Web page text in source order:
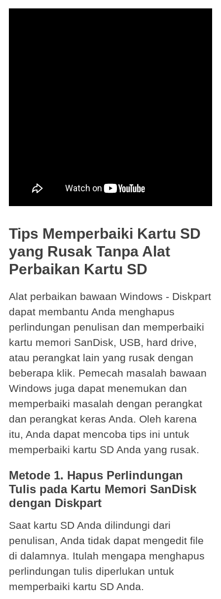
Tips Memperbaiki Kartu SD
yang Rusak Tanpa Alat
Perbaikan Kartu SD
Alat perbaikan bawaan Windows - Diskpart
dapat membantu Anda menghapus
perlindungan penulisan dan memperbaiki
kartu memori SanDisk, USB, hard drive,
atau perangkat lain yang rusak dengan
beberapa klik. Pemecah masalah bawaan
Windows juga dapat menemukan dan
memperbaiki masalah dengan perangkat
dan perangkat keras Anda. Oleh karena
itu, Anda dapat mencoba tips ini untuk
memperbaiki kartu SD Anda yang rusak.
Metode 1. Hapus Perlindungan
Tulis pada Kartu Memori SanDisk
dengan Diskpart
Saat kartu SD Anda dilindungi dari
penulisan, Anda tidak dapat mengedit file
di dalamnya. Itulah mengapa menghapus
perlindungan tulis diperlukan untuk
memperbaiki kartu SD Anda.